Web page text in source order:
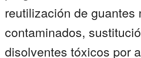
reutilización de guantes
contaminados,
disolventes tóxicos por